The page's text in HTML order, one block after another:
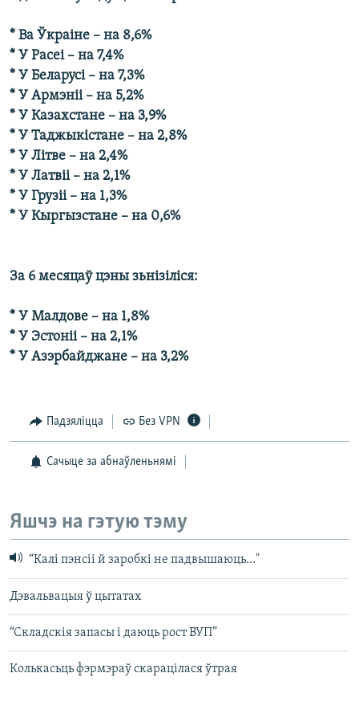
* Ва Ўкраіне – на 8,6%
* У Расеі – на 7,4%
* У Беларусі – на 7,3%
* У Армэніі – на 5,2%
* У Казахстане – на 3,9%
* У Таджыкістане – на 2,8%
* У Літве – на 2,4%
* У Латвіі – на 2,1%
* У Грузіі – на 1,3%
* У Кыргызстане – на 0,6%
За 6 месяцаў цэны зьнізіліся:
* У Малдове – на 1,8%
* У Эстоніі – на 2,1%
* У Азэрбайджане – на 3,2%
Падзяліцца Без VPN
Сачыце за абнаўленьнямі
Яшчэ на гэтую тэму
“Калі пэнсіі й заробкі не падвышаюць..."
Дэвальвацыя ў цытатах
“Складскія запасы і даюць рост ВУП”
Колькасьць фэрмэраў скарацілася ўтрая